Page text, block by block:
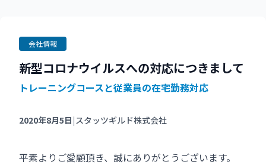
会社情報
新型コロナウイルスへの対応につきまして
トレーニングコースと従業員の在宅勤務対応
2020年8月5日 |スタッツギルド株式会社
平素よりご愛顧頂き、誠にありがとうございます。